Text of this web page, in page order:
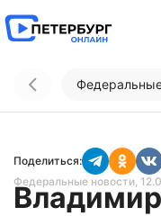
Поделиться:
Федеральные новости,